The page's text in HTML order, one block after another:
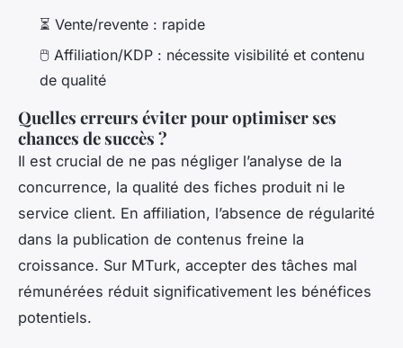
⏳ Vente/revente : rapide
🖱️ Affiliation/KDP : nécessite visibilité et contenu
de qualité
Quelles erreurs éviter pour optimiser ses
chances de succès ?
Il est crucial de ne pas négliger l’analyse de la
concurrence, la qualité des fiches produit ni le
service client. En affiliation, l’absence de régularité
dans la publication de contenus freine la
croissance. Sur MTurk, accepter des tâches mal
rémunérées réduit significativement les bénéfices
potentiels.